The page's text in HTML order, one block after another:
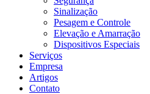
Sinalização
Pesagem e Controle
Elevação e Amarração
Dispositivos Especiais
Serviços
Empresa
Artigos
Contato